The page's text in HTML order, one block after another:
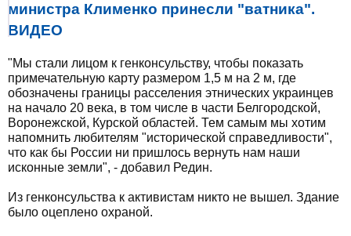
министра Клименко принесли "ватника".
ВИДЕО
"Мы стали лицом к генконсульству, чтобы показать
примечательную карту размером 1,5 м на 2 м, где
обозначены границы расселения этнических украинцев
на начало 20 века, в том числе в части Белгородской,
Воронежской, Курской областей. Тем самым мы хотим
напомнить любителям "исторической справедливости",
что как бы России ни пришлось вернуть нам наши
исконные земли", - добавил Редин.
Из генконсульства к активистам никто не вышел. Здание
было оцеплено охраной.